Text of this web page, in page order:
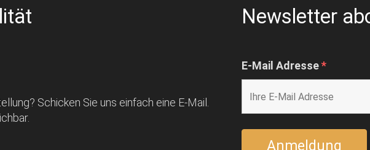
Schicken Sie uns einfach eine E-Mail.
Newsletter
E-Mail Adresse*